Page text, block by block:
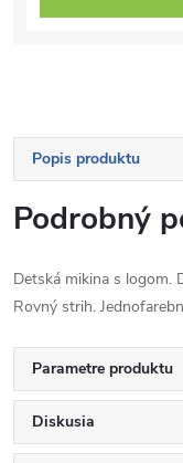
Popis produktu
Podrobný
Detská mikina s logom.
Rovný strih.
Parametre produktu
Diskusia